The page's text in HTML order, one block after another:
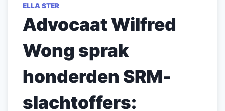
ELLA STER
Advocaat Wilfred
Wong sprak
honderden SRM-
slachtoffers: